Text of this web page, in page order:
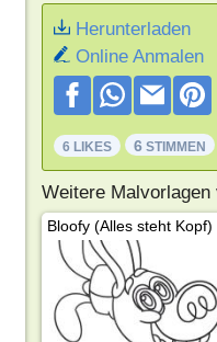
Herunterladen
Online Anmalen
6 LIKES 6STIMMEN
Weitere
Bloofy (Alles steht Kopf)